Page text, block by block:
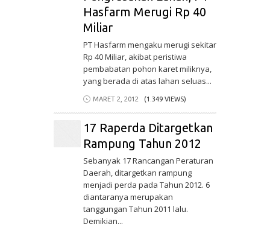
Hasfarm Merugi Rp 40
Miliar
PT Hasfarm mengaku merugi sekitar
Rp 40 Miliar, akibat peristiwa
pembabatan pohon karet miliknya,
yang berada di atas lahan seluas...
MARET 2, 2012 (1.349 VIEWS)
17 Raperda Ditargetkan
Rampung Tahun 2012
Sebanyak 17 Rancangan Peraturan
Daerah, ditargetkan rampung
menjadi perda pada Tahun 2012. 6
diantaranya merupakan
tanggungan Tahun 2011 lalu.
Demikian...